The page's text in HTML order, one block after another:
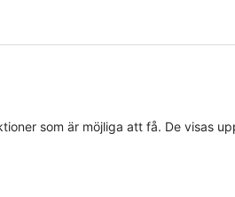
som är möjliga att få. De visas